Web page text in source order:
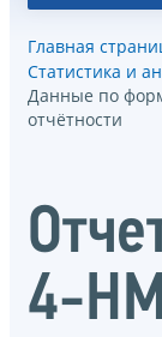
Главная
Статистика и
Данные по
отчётности
4-НМ